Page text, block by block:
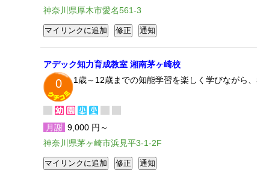
神奈川県厚木市愛名561-3
アデック知力育成教室 湘南茅ヶ崎校
0 1歳～12歳までの知能学習を楽しく学びながら
月謝 9,000 円～
神奈川県茅ヶ崎市浜見平3-1-2F